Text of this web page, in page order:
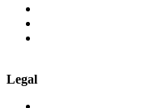
Legal